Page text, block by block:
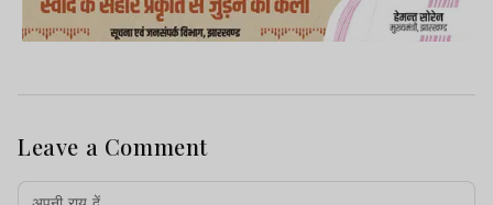
Leave a Comment